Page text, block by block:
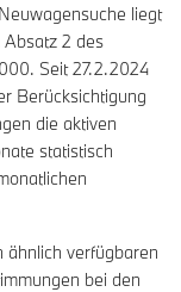
liegt
2 des
Seit 27.2.2024
Berücksichtigung
die aktiven
statistisch
ähnlich verfügbaren
bei den